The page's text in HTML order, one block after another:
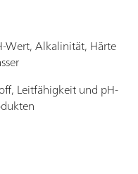
Wert, Alkalinität, Härte
Leitfähigkeit und pH-